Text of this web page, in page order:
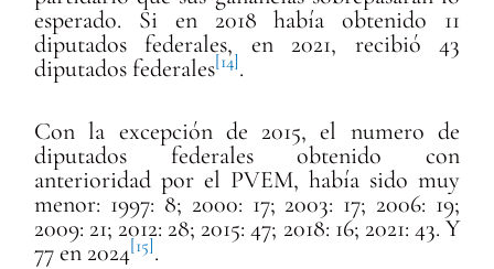
esperado. Si en 2018 había obtenido 11
diputados federales, en 2021, recibió 43
diputados federales[14].
Con la excepción de 2015, el numero de
diputados federales obtenido con
anterioridad por el PVEM, había sido muy
menor: 1997: 8; 2000: 17; 2003: 17; 2006: 19;
2009: 21; 2012: 28; 2015: 47; 2018: 16; 2021: 43. Y
77 en 2024[15].